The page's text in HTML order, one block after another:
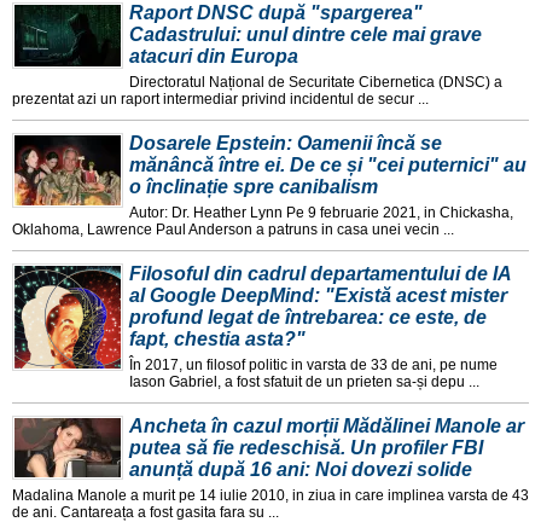
Raport DNSC după "spargerea"
Cadastrului: unul dintre cele mai grave
atacuri din Europa
Directoratul Național de Securitate Cibernetica (DNSC) a
prezentat azi un raport intermediar privind incidentul de secur ...
Dosarele Epstein: Oamenii încă se
mănâncă între ei. De ce și "cei puternici" au
o înclinație spre canibalism
Autor: Dr. Heather Lynn Pe 9 februarie 2021, in Chickasha,
Oklahoma, Lawrence Paul Anderson a patruns in casa unei vecin ...
Filosoful din cadrul departamentului de IA
al Google DeepMind: "Există acest mister
profund legat de întrebarea: ce este, de
fapt, chestia asta?"
În 2017, un filosof politic in varsta de 33 de ani, pe nume
Iason Gabriel, a fost sfatuit de un prieten sa-și depu ...
Ancheta în cazul morții Mădălinei Manole ar
putea să fie redeschisă. Un profiler FBI
anunță după 16 ani: Noi dovezi solide
Madalina Manole a murit pe 14 iulie 2010, in ziua in care implinea varsta de 43
de ani. Cantareața a fost gasita fara su ...